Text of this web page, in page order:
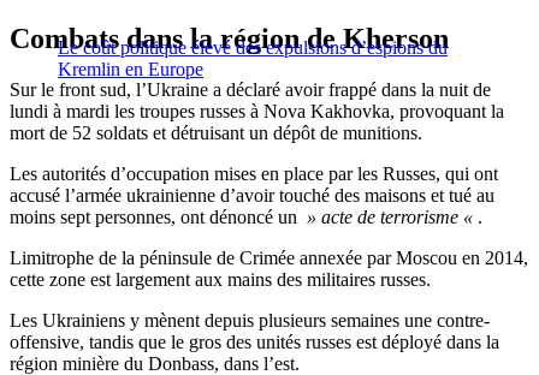
Le coût politique élevé des expulsions d’espions du
Kremlin en Europe
Combats dans la région de Kherson
Sur le front sud, l’Ukraine a déclaré avoir frappé dans la nuit de
lundi à mardi les troupes russes à Nova Kakhovka, provoquant la
mort de 52 soldats et détruisant un dépôt de munitions.
Les autorités d’occupation mises en place par les Russes, qui ont
accusé l’armée ukrainienne d’avoir touché des maisons et tué au
moins sept personnes, ont dénoncé un » acte de terrorisme « .
Limitrophe de la péninsule de Crimée annexée par Moscou en 2014,
cette zone est largement aux mains des militaires russes.
Les Ukrainiens y mènent depuis plusieurs semaines une contre-
offensive, tandis que le gros des unités russes est déployé dans la
région minière du Donbass, dans l’est.